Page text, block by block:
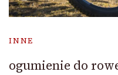
INNE
ogumienie do